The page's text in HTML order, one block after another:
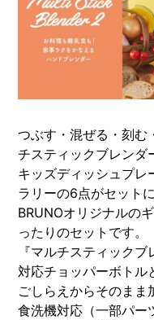
つぶす・混ぜる・刻む
チスティックブレンダ
キッズディッシュプレ
ラリーの6点がセット
BRUNOオリジナルの
ったりのセットです。
『マルチスティック
対応チョッパーボトル
ごしらえからそのまま
食洗機対応（一部パー